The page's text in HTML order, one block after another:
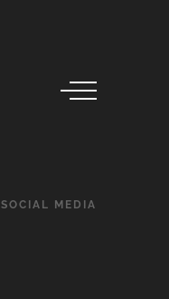
SOCIAL MEDIA